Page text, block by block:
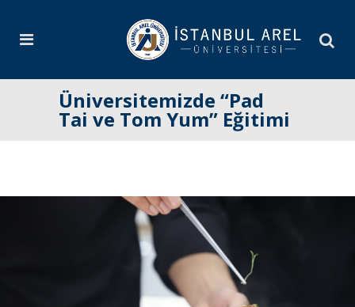
Üniversitemizde “Pad
Tai ve Tom Yum” Eğitimi